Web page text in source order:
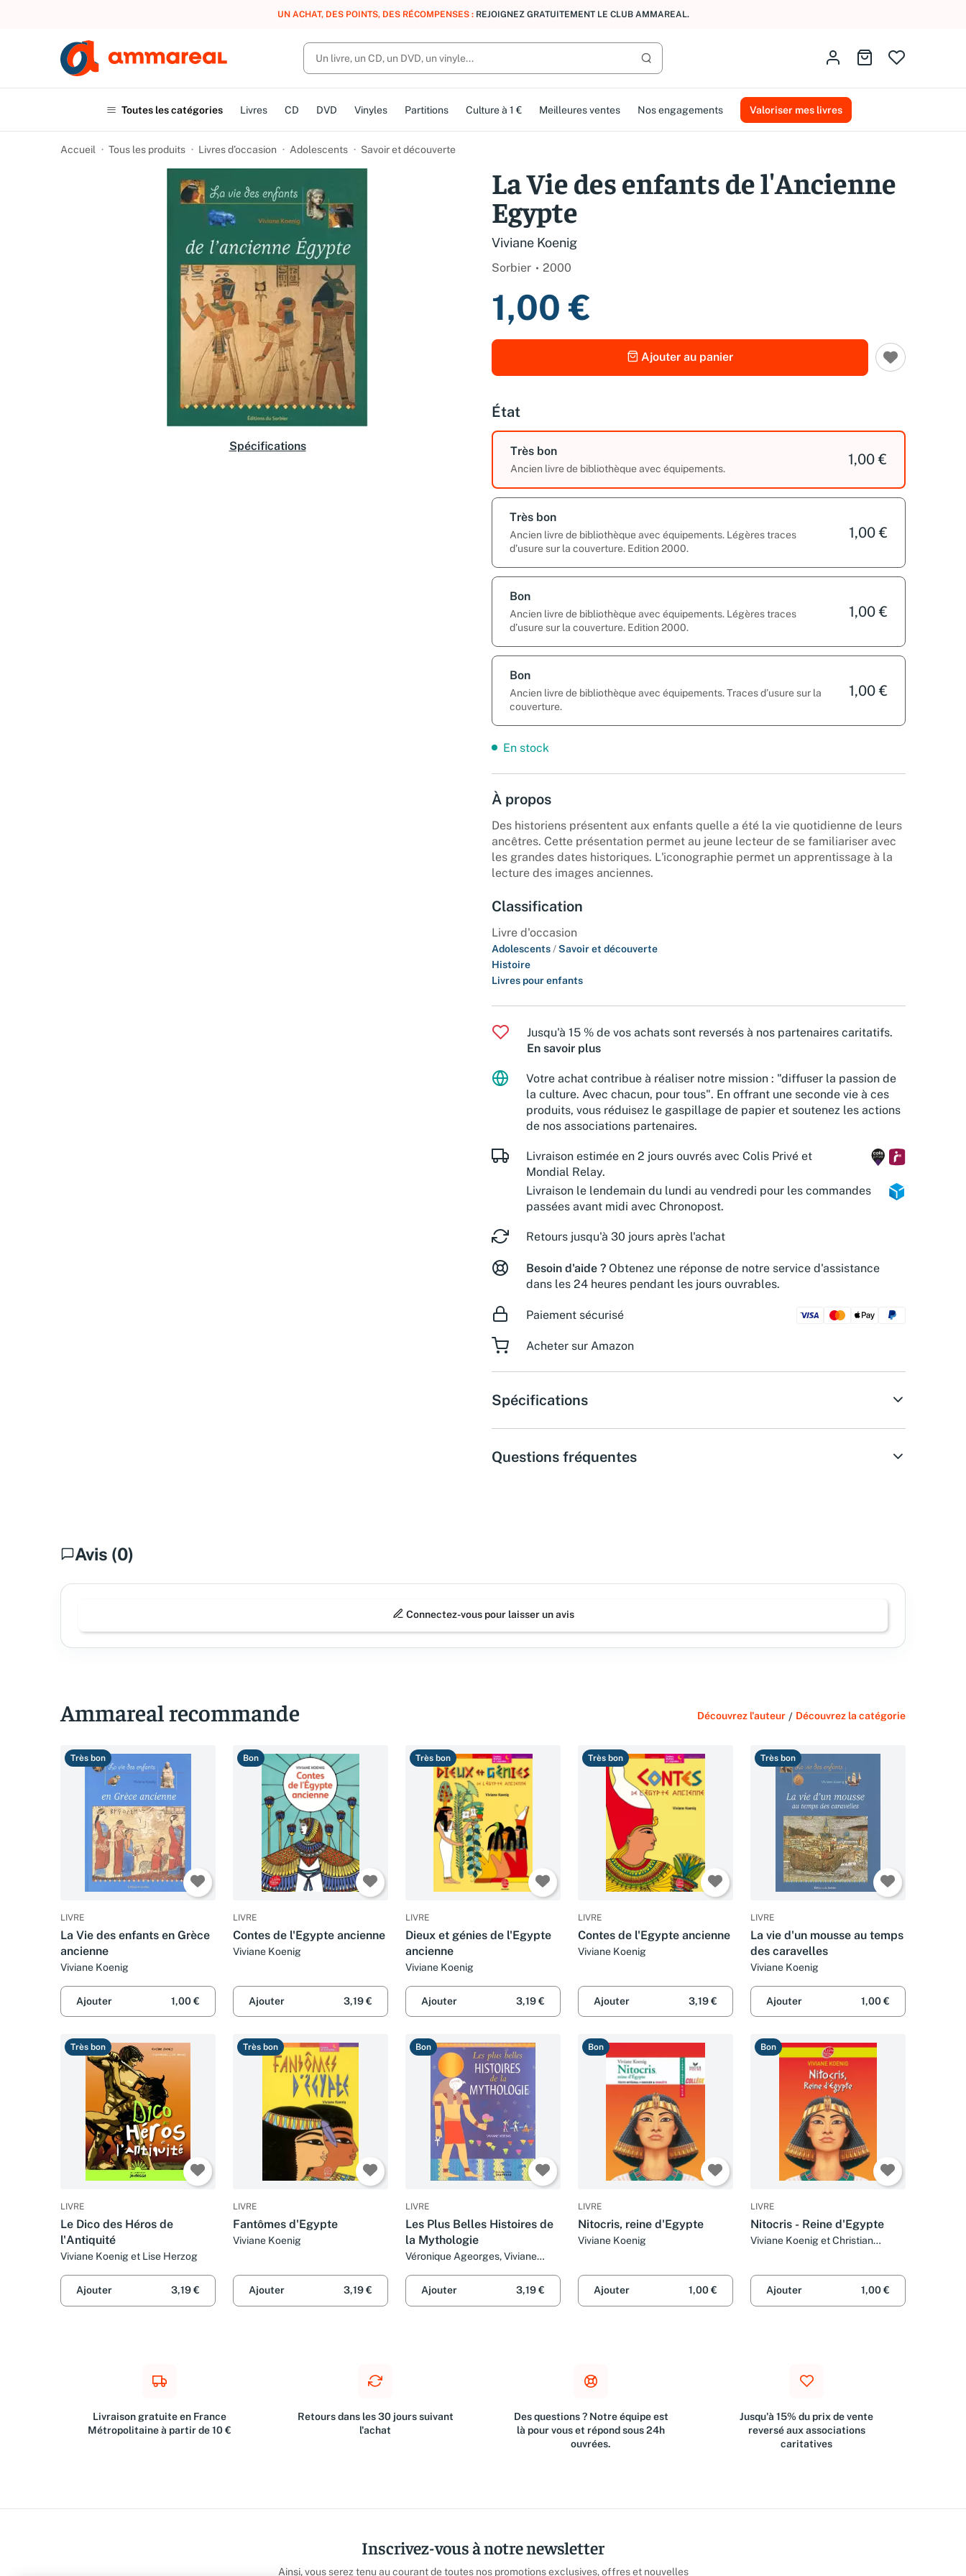
UN ACHAT, DES POINTS, DES RÉCOMPENSES : REJOIGNEZ GRATUITEMENT LE CLUB AMMAREAL.
Lancer la recherche
Identifiez-vousAller au panier
Toutes les catégories Livres CD DVD Vinyles Partitions Culture à 1 € Meilleures ventes Nos engagements Valoriser mes livres
Accueil Tous les produits Livres d’occasion Adolescents Savoir et découverte
Spécifications
La Vie des enfants de l'Ancienne
Egypte
Viviane Koenig
Sorbier 2000
1,00 €
Ajouter au panier
État
Très bon
Ancien livre de bibliothèque avec équipements.
1,00 €
Très bon
Ancien livre de bibliothèque avec équipements. Légères traces
d’usure sur la couverture. Edition 2000.
1,00 €
Bon
Ancien livre de bibliothèque avec équipements. Légères traces
d’usure sur la couverture. Edition 2000.
1,00 €
Bon
Ancien livre de bibliothèque avec équipements. Traces d’usure sur la
couverture.
1,00 €
En stock
À propos
Des historiens présentent aux enfants quelle a été la vie quotidienne de leurs
ancêtres. Cette présentation permet au jeune lecteur de se familiariser avec
les grandes dates historiques. L'iconographie permet un apprentissage à la
lecture des images anciennes.
Classification
Livre d'occasion
Adolescents /Savoir et découverte
Histoire
Livres pour enfants
Jusqu'à 15 % de vos achats sont reversés à nos partenaires caritatifs.
En savoir plus
Votre achat contribue à réaliser notre mission : "diffuser la passion de
la culture. Avec chacun, pour tous". En offrant une seconde vie à ces
produits, vous réduisez le gaspillage de papier et soutenez les actions
de nos associations partenaires.
Livraison estimée en 2 jours ouvrés avec Colis Privé et
Mondial Relay.
Livraison le lendemain du lundi au vendredi pour les commandes
passées avant midi avec Chronopost.
Retours jusqu'à 30 jours après l'achat
Besoin d'aide ? Obtenez une réponse de notre service d'assistance
dans les 24 heures pendant les jours ouvrables.
Paiement sécurisé
Acheter sur Amazon
Spécifications
Questions fréquentes
Avis (0)
Connectez-vous pour laisser un avis
Ammareal recommande Découvrez l'auteur / Découvrez la catégorie
Très bon
LIVRE
La Vie des enfants en Grèce
ancienne
Viviane Koenig
Ajouter 1,00 €
Bon
LIVRE
Contes de l'Egypte ancienne
Viviane Koenig
Ajouter 3,19 €
Très bon
LIVRE
Dieux et génies de l'Egypte
ancienne
Viviane Koenig
Ajouter 3,19 €
Très bon
LIVRE
Contes de l'Egypte ancienne
Viviane Koenig
Ajouter 3,19 €
Très bon
LIVRE
La vie d'un mousse au temps
des caravelles
Viviane Koenig
Ajouter 1,00 €
Très bon
LIVRE
Le Dico des Héros de
l'Antiquité
Viviane Koenig et Lise Herzog
Ajouter 3,19 €
Très bon
LIVRE
Fantômes d'Egypte
Viviane Koenig
Ajouter 3,19 €
Bon
LIVRE
Les Plus Belles Histoires de
la Mythologie
Véronique Ageorges, Viviane
Ajouter
3,19 €
Bon
LIVRE
Nitocris, reine d'Egypte
Viviane Koenig
Ajouter 1,00 €
Bon
LIVRE
Nitocris - Reine d'Egypte
Viviane Koenig et Christian
Ajouter 1,00 €
Livraison gratuite en France
Métropolitaine à partir de 10 €
Retours dans les 30 jours suivant
l'achat
Des questions ? Notre équipe est
là pour vous et répond sous 24h
ouvrées.
Jusqu'à 15% du prix de vente
reversé aux associations
caritatives
Inscrivez-vous à notre newsletter
Ainsi, vous serez tenu au courant de toutes nos promotions exclusives, offres et nouvelles